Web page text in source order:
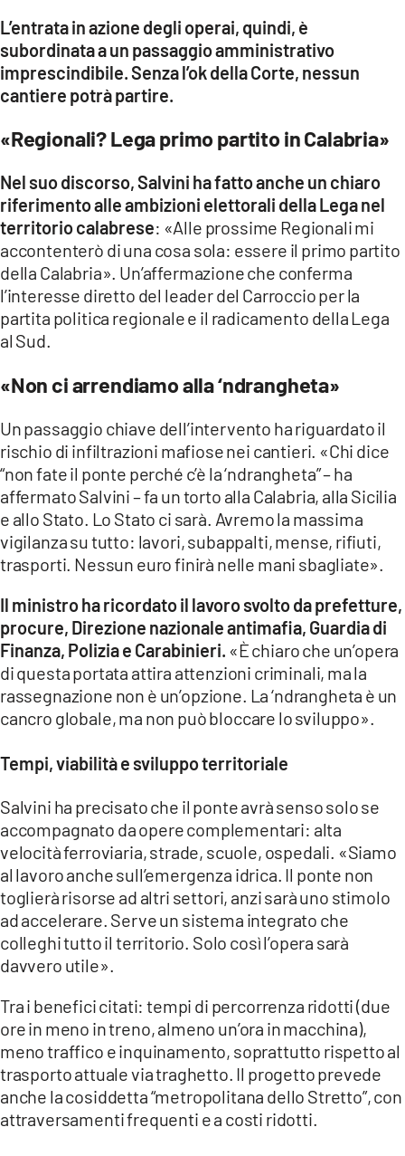
L’entrata in azione degli operai, quindi, è
subordinata a un passaggio amministrativo
imprescindibile. Senza l’ok della Corte, nessun
cantiere potrà partire.
«Regionali? Lega primo partito in Calabria»
Nel suo discorso, Salvini ha fatto anche un chiaro
riferimento alle ambizioni elettorali della Lega nel
territorio calabrese: «Alle prossime Regionali mi
accontenterò di una cosa sola: essere il primo partito
della Calabria». Un’affermazione che conferma
l’interesse diretto del leader del Carroccio per la
partita politica regionale e il radicamento della Lega
al Sud.
«Non ci arrendiamo alla ‘ndrangheta»
Un passaggio chiave dell’intervento ha riguardato il
rischio di infiltrazioni mafiose nei cantieri. «Chi dice
“non fate il ponte perché c’è la ‘ndrangheta” – ha
affermato Salvini – fa un torto alla Calabria, alla Sicilia
e allo Stato. Lo Stato ci sarà. Avremo la massima
vigilanza su tutto: lavori, subappalti, mense, rifiuti,
trasporti. Nessun euro finirà nelle mani sbagliate».
Il ministro ha ricordato il lavoro svolto da prefetture,
procure, Direzione nazionale antimafia, Guardia di
Finanza, Polizia e Carabinieri. «È chiaro che un’opera
di questa portata attira attenzioni criminali, ma la
rassegnazione non è un’opzione. La ‘ndrangheta è un
cancro globale, ma non può bloccare lo sviluppo».
Tempi, viabilità e sviluppo territoriale
Salvini ha precisato che il ponte avrà senso solo se
accompagnato da opere complementari: alta
velocità ferroviaria, strade, scuole, ospedali. «Siamo
al lavoro anche sull’emergenza idrica. Il ponte non
toglierà risorse ad altri settori, anzi sarà uno stimolo
ad accelerare. Serve un sistema integrato che
colleghi tutto il territorio. Solo così l’opera sarà
davvero utile».
Tra i benefici citati: tempi di percorrenza ridotti (due
ore in meno in treno, almeno un’ora in macchina),
meno traffico e inquinamento, soprattutto rispetto al
trasporto attuale via traghetto. Il progetto prevede
anche la cosiddetta “metropolitana dello Stretto”, con
attraversamenti frequenti e a costi ridotti.